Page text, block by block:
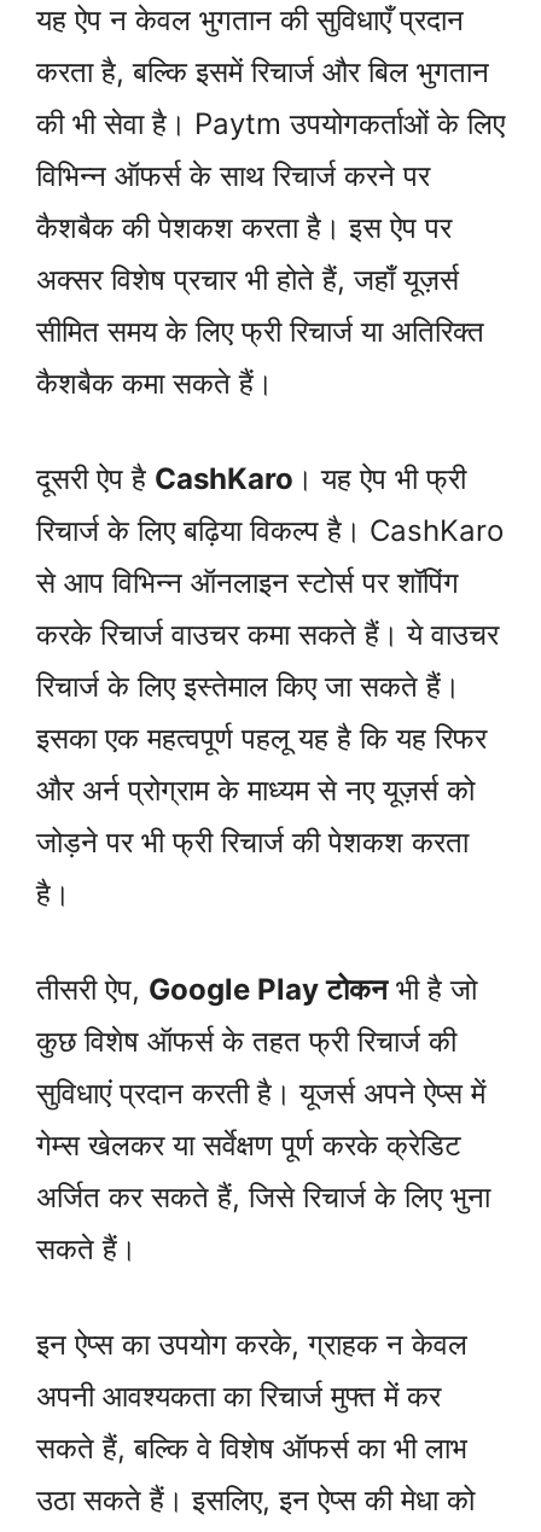
यह ऐप न केवल भुगतान की सुविधाएँ प्रदान
करता है, बल्कि इसमें रिचार्ज और बिल भुगतान
की भी सेवा है। Paytm उपयोगकर्ताओं के लिए
विभिन्न ऑफर्स के साथ रिचार्ज करने पर
कैशबैक की पेशकश करता है। इस ऐप पर
अक्सर विशेष प्रचार भी होते हैं, जहाँ यूज़र्स
सीमित समय के लिए फ्री रिचार्ज या अतिरिक्त
कैशबैक कमा सकते हैं।
दूसरी ऐप है CashKaro । यह ऐप भी फ्री
रिचार्ज के लिए बढ़िया विकल्प है। CashKaro
से आप विभिन्न ऑनलाइन स्टोर्स पर शॉपिंग
करके रिचार्ज वाउचर कमा सकते हैं। ये वाउचर
रिचार्ज के लिए इस्तेमाल किए जा सकते हैं।
इसका एक महत्वपूर्ण पहलू यह है कि यह रिफर
और अर्न प्रोग्राम के माध्यम से नए यूज़र्स को
जोड़ने पर भी फ्री रिचार्ज की पेशकश करता
है।
तीसरी ऐप, Google Play टोकनभी है जो
कुछ विशेष ऑफर्स के तहत फ्री रिचार्ज की
सुविधाएं प्रदान करती है। यूजर्स अपने ऐप्स में
गेम्स खेलकर या सर्वेक्षण पूर्ण करके क्रेडिट
अर्जित कर सकते हैं, जिसे रिचार्ज के लिए भुना
सकते हैं।
इन ऐप्स का उपयोग करके, ग्राहक न केवल
अपनी आवश्यकता का रिचार्ज मुफ्त में कर
सकते हैं, बल्कि वे विशेष ऑफर्स का भी लाभ
उठा सकते हैं। इसलिए, इन ऐप्स की मेधा को